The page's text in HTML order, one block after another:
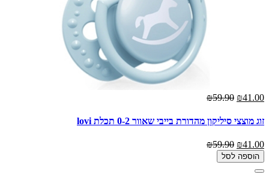
₪41.00
₪59.90
זוג מוצצי סיליקון מהדורת בייבי שאוור 0-2 תכלת lovi
₪41.00
₪59.90
הוספה לסל